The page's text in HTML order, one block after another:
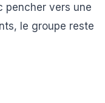
pencher vers une
le groupe reste